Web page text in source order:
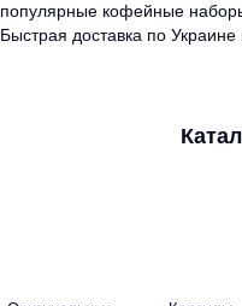
популярные кофейные
Быстрая доставка по